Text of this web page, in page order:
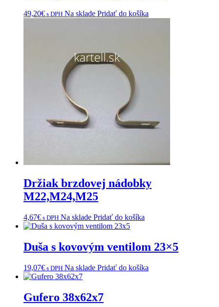
49,20€ s DPH Na sklade Pridať do košíka
Držiak brzdovej nádobky
M22,M24,M25
4,67€ s DPH Na sklade Pridať do košíka
Duša s kovovým ventilom 23×5
19,07€ s DPH Na sklade Pridať do košíka
Gufero 38x62x7